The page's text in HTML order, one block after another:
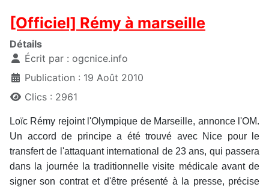
[Officiel] Rémy à marseille
Détails
Écrit par : ogcnice.info
Publication : 19 Août 2010
Clics : 2961
Loïc Rémy rejoint l'Olympique de Marseille, annonce l'OM.
Un accord de principe a été trouvé avec Nice pour le
transfert de l'attaquant international de 23 ans, qui passera
dans la journée la traditionnelle visite médicale avant de
signer son contrat et d'être présenté à la presse, précise